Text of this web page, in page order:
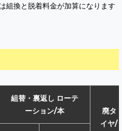
組換と脱着料金が加算になります
組替・裏返し ローテ
ーション/本
廃タ
イヤ/